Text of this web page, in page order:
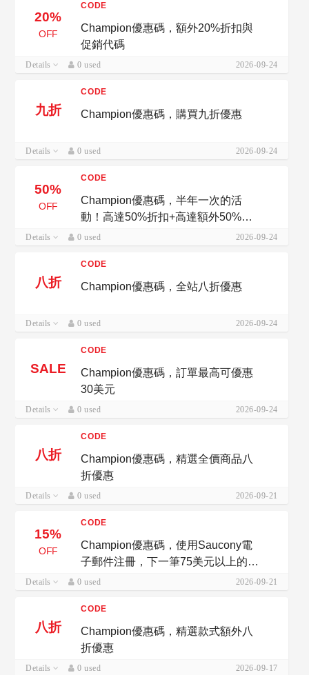
20%
OFF
CODE
Champion優惠碼，額外20%折扣與
促銷代碼
Details 0 used 2026-09-24
九折
CODE
Champion優惠碼，購買九折優惠
Details 0 used 2026-09-24
50%
OFF
CODE
Champion優惠碼，半年一次的活
動！高達50%折扣+高達額外50%折
扣+更多
Details 0 used 2026-09-24
八折
CODE
Champion優惠碼，全站八折優惠
Details 0 used 2026-09-24
SALE
CODE
Champion優惠碼，訂單最高可優惠
30美元
Details 0 used 2026-09-24
八折
CODE
Champion優惠碼，精選全價商品八
折優惠
Details 0 used 2026-09-21
15%
OFF
CODE
Champion優惠碼，使用Saucony電
子郵件注冊，下一筆75美元以上的訂
單可享受15%的折扣
Details 0 used 2026-09-21
八折
CODE
Champion優惠碼，精選款式額外八
折優惠
Details 0 used 2026-09-17